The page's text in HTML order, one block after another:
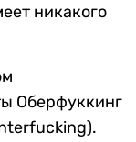
никакого
Оберфуккинг